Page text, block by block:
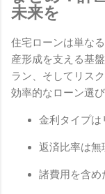
未来を
住宅ローンは単な
産形成を支える基
ラン、そしてリス
効率的なローン選
金利タイプは
返済比率は無
諸費用を含め